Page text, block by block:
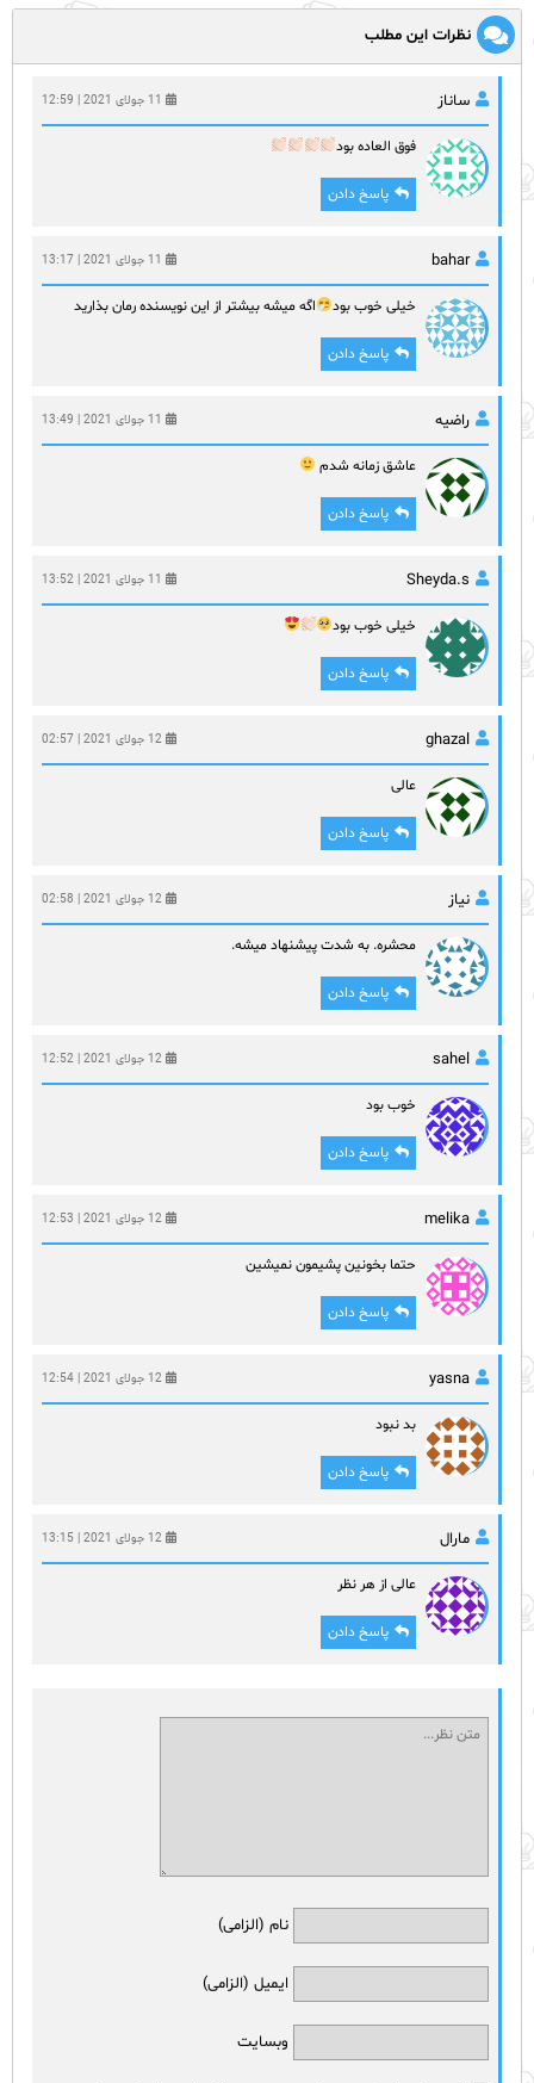
نظرات این مطلب
ساناز 11 جولای 2021 | 12:59
فوق العاده بود
پاسخ دادن
bahar 11 جولای 2021 | 13:17
خیلی خوب بود اگه میشه بیشتر از این نویسنده رمان بذارید
پاسخ دادن
راضیه 11 جولای 2021 | 13:49
عاشق زمانه شدم
پاسخ دادن
Sheyda.s 11 جولای 2021 | 13:52
خیلی خوب بود
پاسخ دادن
ghazal 12 جولای 2021 | 02:57
عالی
پاسخ دادن
نیاز 12 جولای 2021 | 02:58
محشره. به شدت پیشنهاد میشه.
پاسخ دادن
sahel 12 جولای 2021 | 12:52
خوب بود
پاسخ دادن
melika 12 جولای 2021 | 12:53
حتما بخونین پشیمون نمیشین
پاسخ دادن
yasna 12 جولای 2021 | 12:54
بد نبود
پاسخ دادن
مارال 12 جولای 2021 | 13:15
عالی از هر نظر
پاسخ دادن
نام (الزامی)
ایمیل (الزامی)
وبسایت